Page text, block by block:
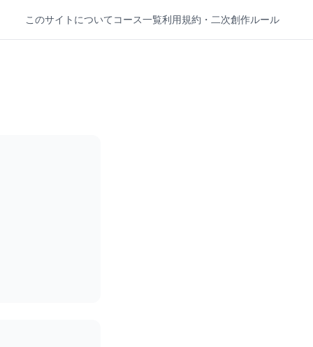
このサイトについて コース一覧利用規約・二次創作ルール